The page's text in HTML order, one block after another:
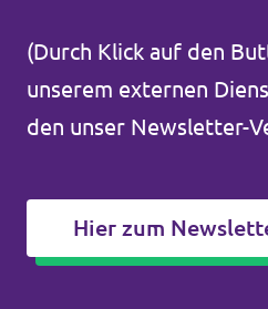
Volt Deutschland
Über Volt
Menschen
Unsere Events
(Durch Klick auf den
unserem externen
den unser Newsletter-
Hier zum